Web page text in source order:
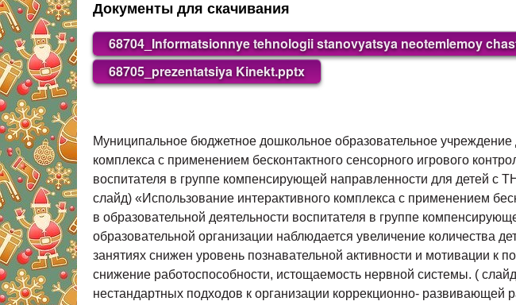
Документы для скачивания
68704_Informatsionnye tehnologii stanovyatsya neotemlemoy
68705_prezentatsiya Kinekt.pptx
Муниципальное бюджетное дошкольное образовательное
комплекса с применением бесконтактного сенсорного игрового
воспитателя в группе компенсирующей направленности для детей с
слайд) «Использование интерактивного комплекса с применением
в образовательной деятельности воспитателя в группе
образовательной организации наблюдается увеличение количества
занятиях снижен уровень познавательной активности и мотивации к
снижение работоспособности, истощаемость нервной системы. (
нестандартных подходов к организации коррекционно-